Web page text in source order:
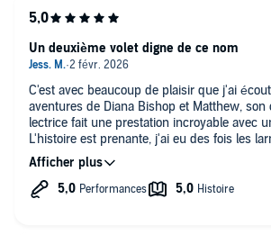
C'est avec beaucoup de plaisir que j'ai
aventures de Diana Bishop et Matthew, son
lectrice fait une prestation incroyable avec
L'histoire est prenante, j'ai eu des fois les
été heureuse, triste, en colère. Une belle
connaître la suite.
Un deuxième volet digne de ce nom